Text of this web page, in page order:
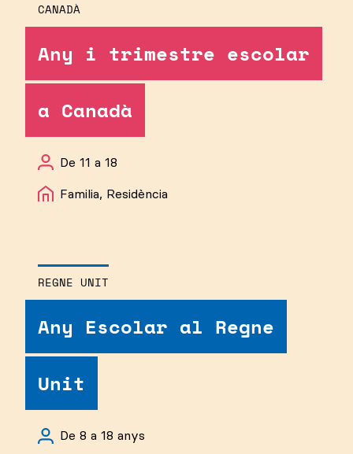
CANADÀ
Any i trimestre escolar
a Canadà
De 11 a 18
Familia, Residència
REGNE UNIT
Any Escolar al Regne
Unit
De 8 a 18 anys